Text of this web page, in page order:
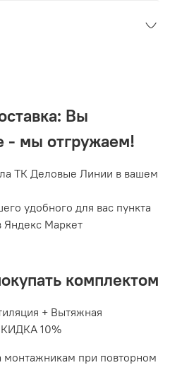
Вы
- мы отгружаем!
ТК Деловые Линии в вашем
удобного для вас пункта
Яндекс Маркет
комплектом
+ Вытяжная
10%
монтажникам при повторном